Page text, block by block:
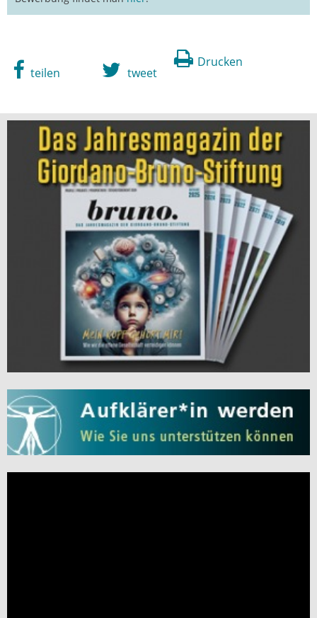
Drucken
teilen tweet